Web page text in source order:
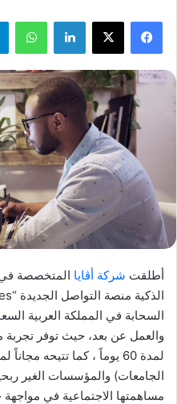
فيسبوك ‫X لينكدإن
أطلقت شركة أڤايا المتخصصة في
السحابة في المملكة العربية
والعمل عن بعد، حيث توفر
لمدة 60 يوماً ، كما تتيحه
مساهمتها الاجتماعية في